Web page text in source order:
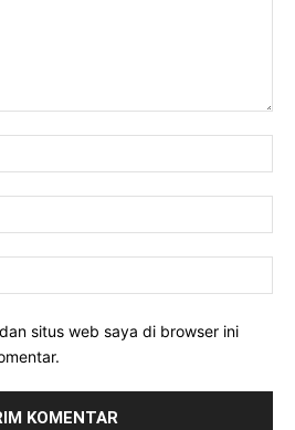
situs web saya di browser ini